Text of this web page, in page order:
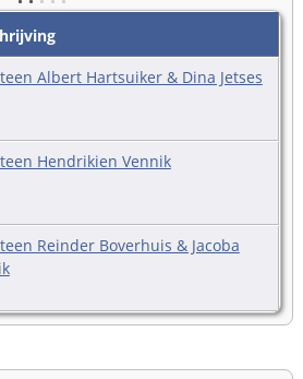
Albert Hartsuiker & Dina Jetses
Hendrikien Vennik
Reinder Boverhuis & Jacoba